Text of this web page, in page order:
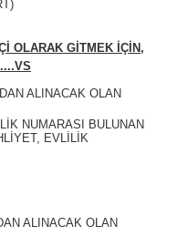
OLARAK GİTMEK İÇİN,
ALINACAK OLAN
NUMARASI BULUNAN
EVLİLİK
ALINACAK OLAN